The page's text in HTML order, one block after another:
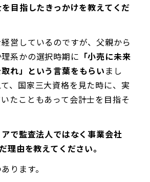
を目指したきっかけを教えてくだ
営しているのですが、父親から
系かの選択時期に 「小売に未来
れ」という言葉をもらい まし
、国家三大資格を見た時に、実
たこともあって会計士を目指そ
アで監査法人ではなく事業会社
理由を教えてください。
ります。